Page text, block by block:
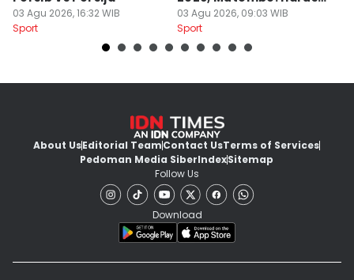
03 Agu 2026, 16:32 WIB
Sport
Menang
03 Agu 2026, 09:03 WIB
Sport
About UsEditorial TeamContact UsTerms of Services
Pedoman Media SiberIndexSitemap
Follow Us
Download